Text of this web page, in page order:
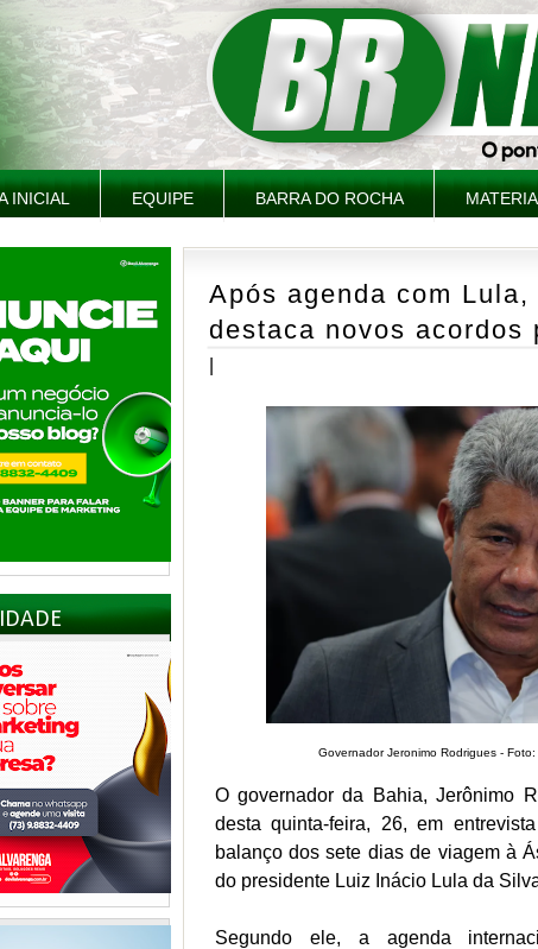
INICIAL EQUIPE BARRA DO ROCHA MATERIA
Após agenda com Lula,
destaca novos acordos
Governador Jeronimo Rodrigues -
O governador da Bahia, Jerônimo
desta quinta-feira, 26, em
balanço dos sete dias de viagem à
do presidente Luiz Inácio Lula da
Segundo ele, a agenda